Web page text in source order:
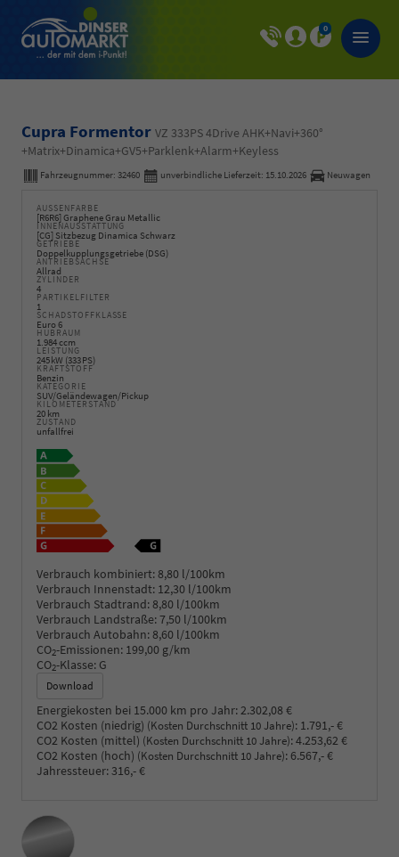
0
Cupra Formentor VZ 333PS 4Drive AHK+Navi+360°
+Matrix+Dinamica+GV5+Parklenk+Alarm+Keyless
Fahrzeugnummer: 32460 unverbindliche Lieferzeit: 15.10.2026 Neuwagen
AUSSENFARBE
[R6R6] Graphene Grau Metallic
INNENAUSSTATTUNG
[CG] Sitzbezug Dinamica Schwarz
GETRIEBE
Doppelkupplungsgetriebe (DSG)
ANTRIEBSACHSE
Allrad
ZYLINDER
4
PARTIKELFILTER
1
SCHADSTOFFKLASSE
Euro 6
HUBRAUM
1.984 ccm
LEISTUNG
245 kW (333 PS)
KRAFTSTOFF
Benzin
KATEGORIE
SUV/Geländewagen/Pickup
KILOMETERSTAND
20 km
ZUSTAND
unfallfrei
Verbrauch kombiniert:8,80 l/100km
Verbrauch Innenstadt: 12,30 l/100km
Verbrauch Stadtrand:8,80 l/100km
Verbrauch Landstraße:7,50 l/100km
Verbrauch Autobahn:8,60 l/100km
CO2-Emissionen: 199,00 g/km
CO2-Klasse: G
Download
Energiekosten bei 15.000 km pro Jahr: 2.302,08 €
CO2 Kosten (niedrig) (Kosten Durchschnitt 10 Jahre): 1.791,- €
CO2 Kosten (mittel) (Kosten Durchschnitt 10 Jahre):4.253,62 €
CO2 Kosten (hoch) (Kosten Durchschnitt 10 Jahre): 6.567,- €
Jahressteuer:316,- €